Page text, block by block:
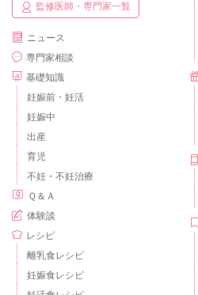
監修医師・専門家一覧
ニュース
専門家相談
基礎知識
妊娠前・妊活
妊娠中
出産
育児
不妊・不妊治療
Ｑ＆Ａ
体験談
レシピ
離乳食レシピ
妊娠食レシピ